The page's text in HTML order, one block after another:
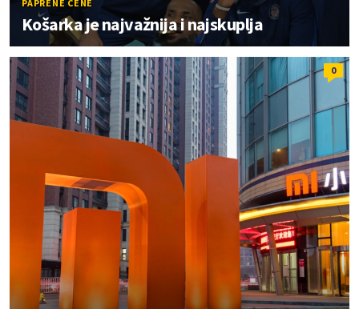
PAPRENE CENE
Košarka je najvažnija i najskuplja
0